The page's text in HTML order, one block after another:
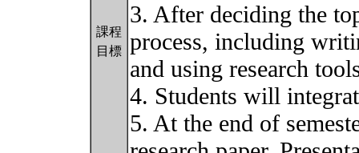
課程
目標
3. After deciding the
process, including
and using research
4. Students will
5. At the end of